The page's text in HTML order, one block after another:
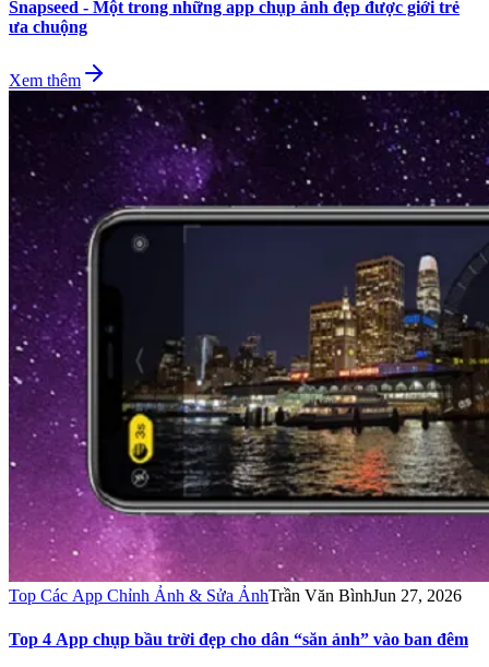
Snapseed - Một trong những app chụp ảnh đẹp được giới trẻ
ưa chuộng
Xem thêm
Top Các App Chỉnh Ảnh & Sửa ẢnhTrần Văn BìnhJun 27, 2026
Top 4 App chụp bầu trời đẹp cho dân “săn ảnh” vào ban đêm